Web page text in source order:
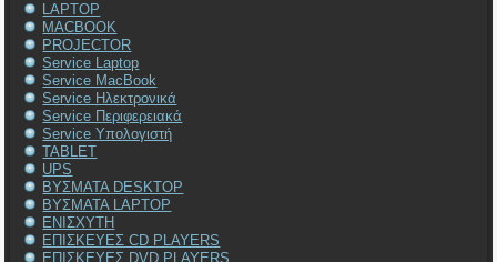
LAPTOP
MACBOOK
PROJECTOR
Service Laptop
Service MacBook
Service Ηλεκτρονικά
Service Περιφερειακά
Service Υπολογιστή
TABLET
UPS
ΒΥΣΜΑΤΑ DESKTOP
ΒΥΣΜΑΤΑ LAPTOP
ΕΝΙΣΧΥΤΗ
ΕΠΙΣΚΕΥΕΣ CD PLAYERS
ΕΠΙΣΚΕΥΕΣ DVD PLAYERS